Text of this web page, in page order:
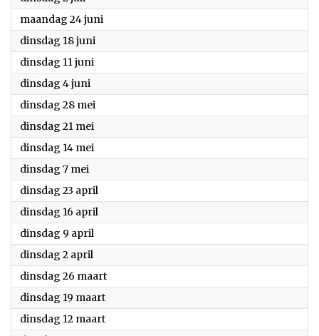
maandag 24 juni
dinsdag 18 juni
dinsdag 11 juni
dinsdag 4 juni
dinsdag 28 mei
dinsdag 21 mei
dinsdag 14 mei
dinsdag 7 mei
dinsdag 23 april
dinsdag 16 april
dinsdag 9 april
dinsdag 2 april
dinsdag 26 maart2024
dinsdag 19 maart2024
dinsdag 12 maart2024